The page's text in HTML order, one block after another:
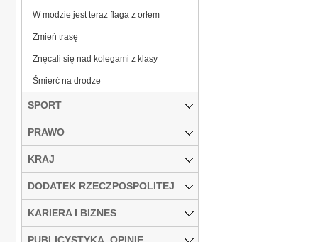
W modzie jest teraz flaga z orłem
Zmień trasę
Znęcali się nad kolegami z klasy
Śmierć na drodze
SPORT
PRAWO
KRAJ
DODATEK RZECZPOSPOLITEJ
KARIERA I BIZNES
PUBLICYSTYKA, OPINIE